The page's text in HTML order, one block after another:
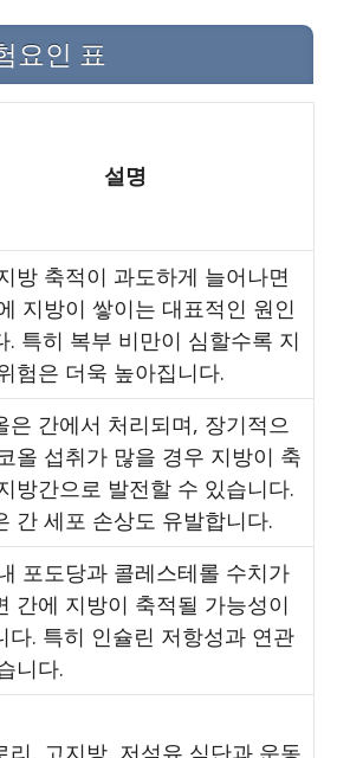
요인 표
설명
방 축적이 과도하게 늘어나면
지방이 쌓이는 대표적인 원인
. 특히 복부 비만이 심할수록 지
험은 더욱 높아집니다.
은 간에서 처리되며, 장기적으
올 섭취가 많을 경우 지방이 축
방간으로 발전할 수 있습니다.
간 세포 손상도 유발합니다.
포도당과 콜레스테롤 수치가
간에 지방이 축적될 가능성이
다. 특히 인슐린 저항성과 연관
니다.
리, 고지방, 저섬유 식단과 운동